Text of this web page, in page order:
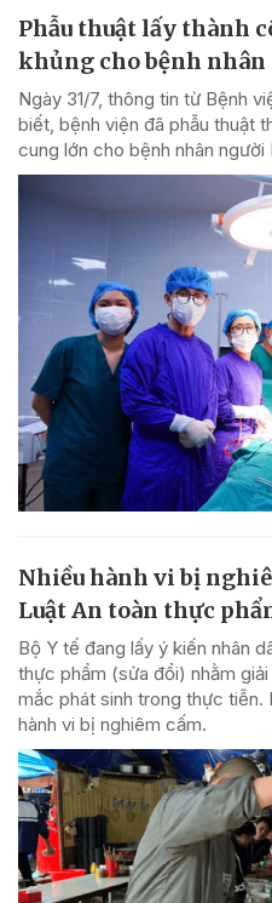
Phẫu thuật lấy thành
khủng cho bệnh nhân
Ngày 31/7, thông tin từ Bệnh
biết, bệnh viện đã phẫu thuật
cung lớn cho bệnh nhân người
Nhiều hành vi bị
Luật An toàn thực
Bộ Y tế đang lấy ý kiến nhân
thực phẩm (sửa đổi) nhằm
mắc phát sinh trong thực tiễn.
hành vi bị nghiêm cấm.